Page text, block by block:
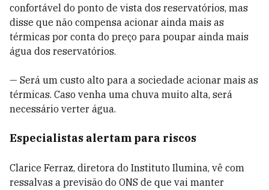
confortável do ponto de vista dos reservatórios, mas
disse que não compensa acionar ainda mais as
térmicas por conta do preço para poupar ainda mais
água dos reservatórios.
— Será um custo alto para a sociedade acionar mais as
térmicas. Caso venha uma chuva muito alta, será
necessário verter água.
Especialistas alertam para riscos
Clarice Ferraz, diretora do Instituto Ilumina, vê com
ressalvas a previsão do ONS de que vai manter